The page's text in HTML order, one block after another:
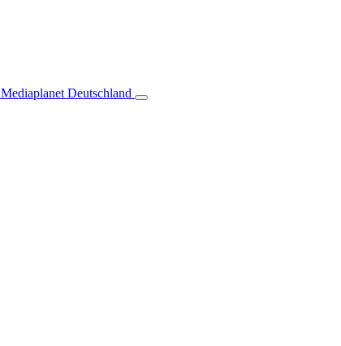
Mediaplanet Deutschland